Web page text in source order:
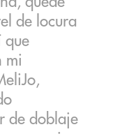
de locura
que
mi
de doblaje